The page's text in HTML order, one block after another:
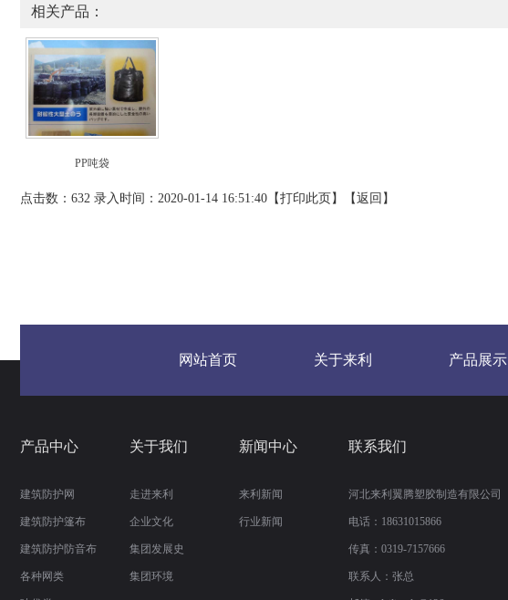
相关产品：
PP吨袋
点击数：632 录入时间：2020-01-14 16:51:40【打印此页 】【返回 】
网站首页 关于来利 产品展示
产品中心
建筑防护网
建筑防护篷布
建筑防护防音布
各种网类
关于我们
走进来利
企业文化
集团发展史
集团环境
新闻中心
来利新闻
行业新闻
联系我们
河北来利翼腾塑胶制造有限公司
电话：18631015866
传真： 0319-7157666
联系人：张总